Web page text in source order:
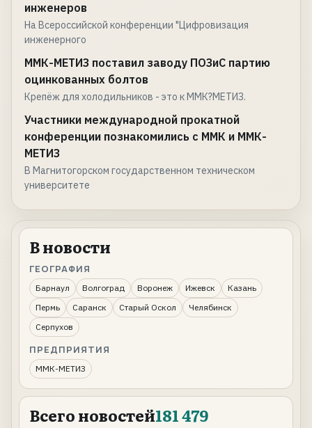
инженеров
На Всероссийской конференции "Цифровизация
инженерного
ММК-МЕТИЗ поставил заводу ПОЗиС партию
оцинкованных болтов
Крепёж для холодильников - это к ММК?МЕТИЗ.
Участники международной прокатной
конференции познакомились с ММК и ММК-
МЕТИЗ
В Магнитогорском государственном техническом
университете
В новости
ГЕОГРАФИЯ
Барнаул Волгоград Воронеж Ижевск
Казань
Пермь
Саранск Старый Оскол
Челябинск
Серпухов
ПРЕДПРИЯТИЯ
ММК-МЕТИЗ
Всего новостей181 479